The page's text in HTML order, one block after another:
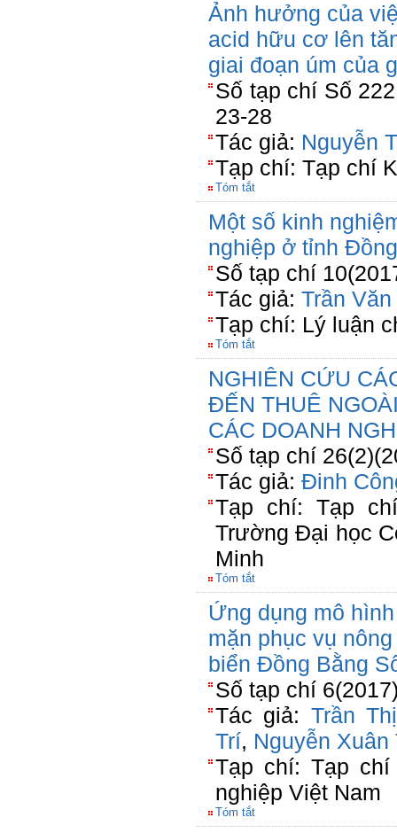
Ảnh hưởng của
acid hữu cơ lên
giai đoạn úm của
Số tạp chí Số
23-28
Tác giả: Nguyễn
Tạp chí: Tạp chí
Tóm tắt
Một số kinh
nghiệp ở tỉnh
Số tạp chí
Tác giả: Trần
Tạp chí: Lý luận
Tóm tắt
NGHIÊN CỨU
ĐẾN THUÊ
CÁC DOANH
Số tạp chí
Tác giả: Đinh
Tạp chí: Tạp
Trường Đại học
Minh
Tóm tắt
Ứng dụng mô
mặn phục vụ
biển Đồng Bằng
Số tạp chí
Tác giả: Trần
Trí, Nguyễn Xuân
Tạp chí: Tạp chí
nghiệp Việt Nam
Tóm tắt